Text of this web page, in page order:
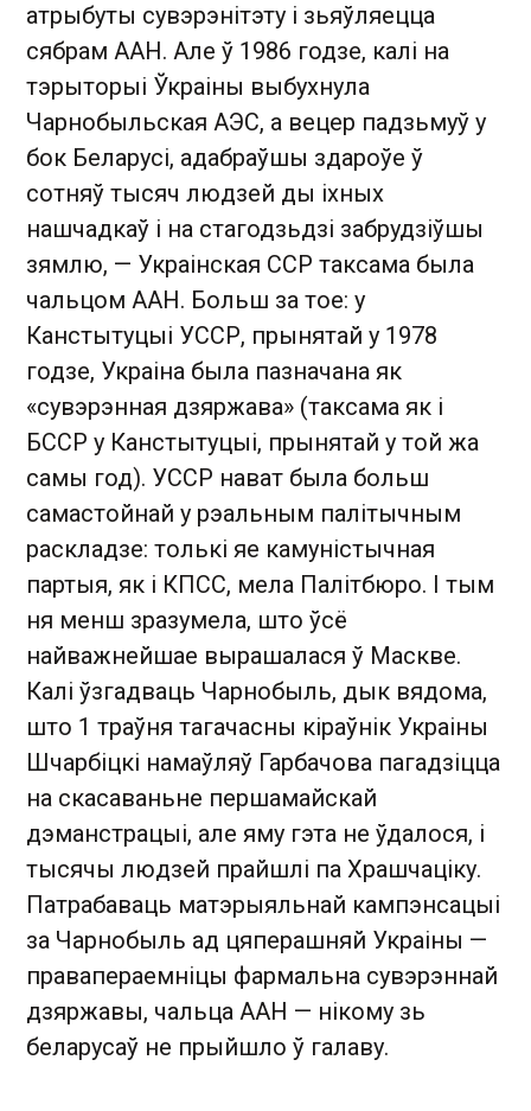
атрыбуты сувэрэнітэту і зьяўляецца
сябрам ААН. Але ў 1986 годзе, калі на
тэрыторыі Ўкраіны выбухнула
Чарнобыльская АЭС, а вецер падзьмуў у
бок Беларусі, адабраўшы здароўе ў
сотняў тысяч людзей ды іхных
нашчадкаў і на стагодзьдзі забрудзіўшы
зямлю, — Украінская ССР таксама была
чальцом ААН. Больш за тое: у
Канстытуцыі УССР, прынятай у 1978
годзе, Украіна была пазначана як
«сувэрэнная дзяржава» (таксама як і
БССР у Канстытуцыі, прынятай у той жа
самы год). УССР нават была больш
самастойнай у рэальным палітычным
раскладзе: толькі яе камуністычная
партыя, як і КПСС, мела Палітбюро. І тым
ня менш зразумела, што ўсё
найважнейшае вырашалася ў Маскве.
Калі ўзгадваць Чарнобыль, дык вядома,
што 1 траўня тагачасны кіраўнік Украіны
Шчарбіцкі намаўляў Гарбачова пагадзіцца
на скасаваньне першамайскай
дэманстрацыі, але яму гэта не ўдалося, і
тысячы людзей прайшлі па Храшчаціку.
Патрабаваць матэрыяльнай кампэнсацыі
за Чарнобыль ад цяперашняй Украіны —
правапераемніцы фармальна сувэрэннай
дзяржавы, чальца ААН — нікому зь
беларусаў не прыйшло ў галаву.